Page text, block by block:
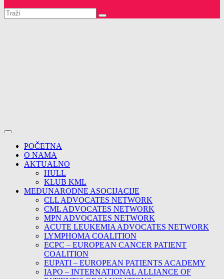
POČETNA
O NAMA
AKTUALNO
HULL
KLUB KML
MEĐUNARODNE ASOCIJACIJE
CLL ADVOCATES NETWORK
CML ADVOCATES NETWORK
MPN ADVOCATES NETWORK
ACUTE LEUKEMIA ADVOCATES NETWORK
LYMPHOMA COALITION
ECPC – EUROPEAN CANCER PATIENT
COALITION
EUPATI – EUROPEAN PATIENTS ACADEMY
IAPO – INTERNATIONAL ALLIANCE OF